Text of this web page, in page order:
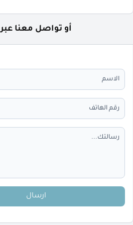
أو تواصل معنا عبر
ارسال